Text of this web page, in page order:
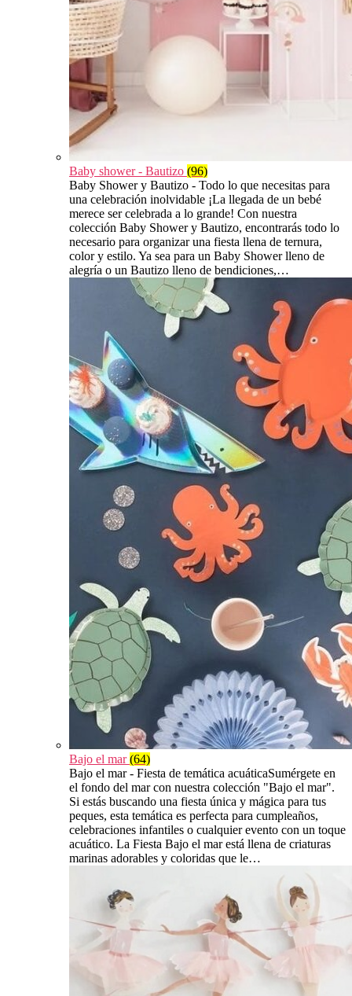
Baby shower - Bautizo (96)
Baby Shower y Bautizo - Todo lo que necesitas para
una celebración inolvidable ¡La llegada de un bebé
merece ser celebrada a lo grande! Con nuestra
colección Baby Shower y Bautizo, encontrarás todo lo
necesario para organizar una fiesta llena de ternura,
color y estilo. Ya sea para un Baby Shower lleno de
alegría o un Bautizo lleno de bendiciones,…
Bajo el mar(64)
Bajo el mar - Fiesta de temática acuáticaSumérgete en
el fondo del mar con nuestra colección "Bajo el mar".
Si estás buscando una fiesta única y mágica para tus
peques, esta temática es perfecta para cumpleaños,
celebraciones infantiles o cualquier evento con un toque
acuático. La Fiesta Bajo el mar está llena de criaturas
marinas adorables y coloridas que le…